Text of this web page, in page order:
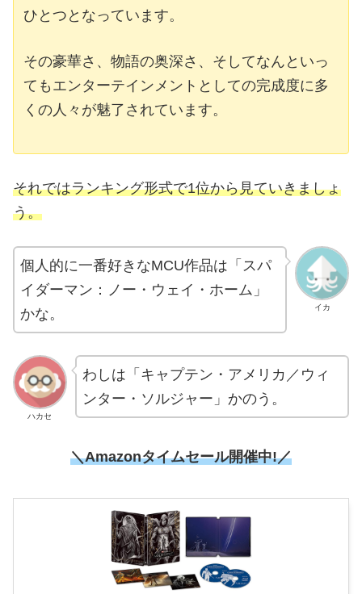
ひとつとなっています。
その豪華さ、物語の奥深さ、そしてなんといっ
てもエンターテインメントとしての完成度に多
くの人々が魅了されています。
それではランキング形式で1位から見ていきましょ
う。
イカ
個人的に一番好きなMCU作品は「スパ
イダーマン：ノー・ウェイ・ホーム」
かな。
ハカセ
わしは「キャプテン・アメリカ／ウィ
ンター・ソルジャー」かのう。
＼Amazonタイムセール開催中!／